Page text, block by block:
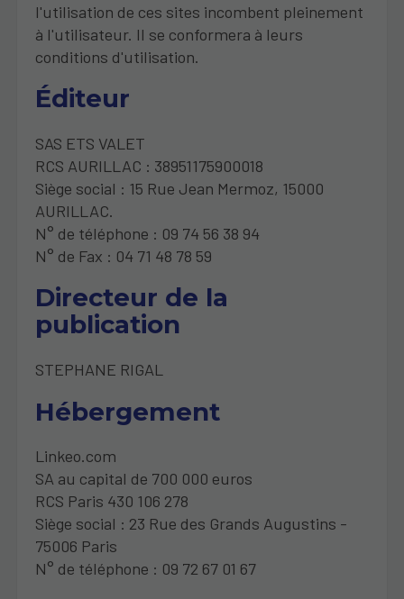
l'utilisation de ces sites incombent pleinement
à l'utilisateur. Il se conformera à leurs
conditions d'utilisation.
Éditeur
SAS ETS VALET
RCS AURILLAC : 38951175900018
Siège social : 15 Rue Jean Mermoz, 15000
AURILLAC.
N° de téléphone : 09 74 56 38 94
N° de Fax : 04 71 48 78 59
Directeur de la
publication
STEPHANE RIGAL
Hébergement
Linkeo.com
SA au capital de 700 000 euros
RCS Paris 430 106 278
Siège social : 23 Rue des Grands Augustins -
75006 Paris
N° de téléphone : 09 72 67 01 67